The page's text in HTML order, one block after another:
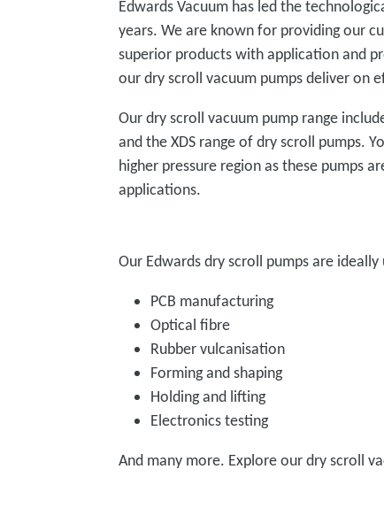
Edwards Vacuum has led the
years. We are known for providing our
superior products with application and
our dry scroll vacuum pumps deliver on
Our dry scroll vacuum pump range
and the XDS range of dry scroll pumps.
higher pressure region as these pumps
applications.
Our Edwards dry scroll pumps are
PCB manufacturing
Optical fibre
Rubber vulcanisation
Forming and shaping
Holding and lifting
Electronics testing
And many more. Explore our dry scroll